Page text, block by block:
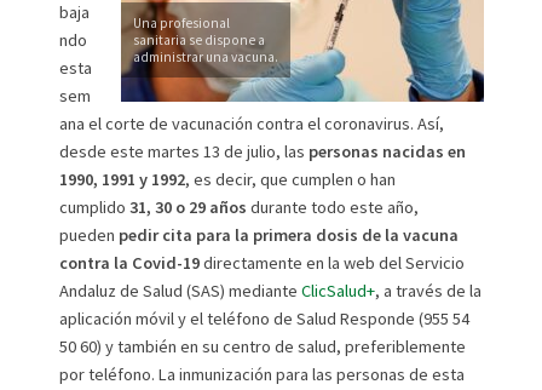
Una profesional
sanitaria se dispone a
administrar una vacuna.
baja
ndo
esta
sem
ana el corte de vacunación contra el coronavirus. Así,
desde este martes 13 de julio, las personas nacidas en
1990, 1991 y 1992, es decir, que cumplen o han
cumplido 31, 30 o 29 años durante todo este año,
pueden pedir cita para la primera dosis de la vacuna
contra la Covid-19directamente en la web del Servicio
Andaluz de Salud (SAS) mediante ClicSalud+, a través de la
aplicación móvil y el teléfono de Salud Responde (955 54
50 60) y también en su centro de salud, preferiblemente
por teléfono. La inmunización para las personas de esta